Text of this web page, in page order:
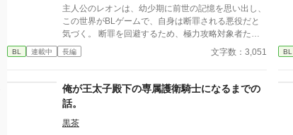
主人公のレオンは、幼少期に前世の記憶を思い出し、
この世界がBLゲームで、自身は断罪される悪役だと
気づく。 断罪を回避するため、極力攻略対象者たち
と関わらないように生きてきた。 ーーそれなのに。
婚約者に婚約は破棄され、 気づけば断罪寸前の立場
はずの攻略対象者達に嫌悪を向けられてーー。 ※最
終的にハッピーエンド ※愛され悪役令息
BL 連載中 長編 文字数：3,051 BL
俺が王太子殿下の専属護衛騎士になるまでの
話。
黒茶